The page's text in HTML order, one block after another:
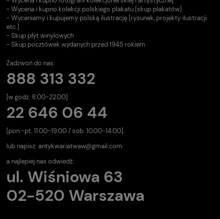
- Wycena i kupno kolekcji polskiego plakatu [skup plakatów]
- Wyceniamy i kupujemy polską ilustrację [rysunek, projekty ilustracji
etc.]
- Skup płyt winylowych
- Skup pocztówek wydanych przed 1945 rokiem
Zadzwoń do nas:
888 313 332
[w godz. 8.00-22.00]
22 646 06 44
[pon.-pt. 11.00-19.00 / sob. 10.00-14.00].
lub napisz: antykwariatwaw@gmail.com
a najlepiej nas odwiedź:
ul. Wiśniowa 63
02-520 Warszawa